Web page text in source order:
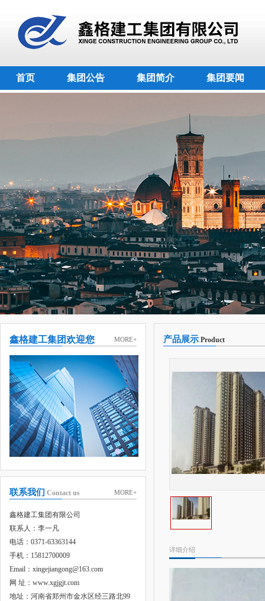
首页 集团公告 集团简介 集团要闻
鑫格建工集团欢迎您 MORE+
联系我们 Contact us MORE+
鑫格建工集团有限公司
联系人：李一凡
电话：0371-63363144
手机：15812700009
Email：xingejiangong@163.com
网 址：www.xgjgjt.com
地址：河南省郑州市金水区经三路北99
产品展示 Product
详细介绍